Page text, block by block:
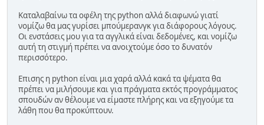
Καταλαβαίνω τα οφέλη της python αλλά διαφωνώ γιατί
νομίζω θα μας γυρίσει μπούμερανγκ για διάφορους λόγους.
Οι ενστάσεις μου για τα αγγλικά είναι δεδομένες, και νομίζω
αυτή τη στιγμή πρέπει να ανοιχτούμε όσο το δυνατόν
περισσότερο.
Επισης η python είναι μια χαρά αλλά κακά τα ψέματα θα
πρέπει να μιλήσουμε και για πράγματα εκτός προγράμματος
σπουδών αν θέλουμε να είμαστε πλήρης και να εξηγούμε τα
λάθη που θα προκύπτουν.